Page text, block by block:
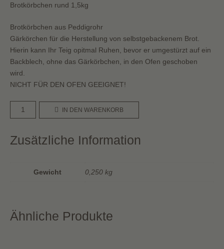
Brotkörbchen rund 1,5kg
Brotkörbchen aus Peddigrohr
Gärkörchen für die Herstellung von selbstgebackenem Brot.
Hierin kann Ihr Teig opitmal Ruhen, bevor er umgestürzt auf ein
Backblech, ohne das Gärkörbchen, in den Ofen geschoben
wird.
NICHT FÜR DEN OFEN GEEIGNET!
Brotkorb
rund
Menge
IN DEN WARENKORB
Zusätzliche Information
Gewicht 0,250 kg
Ähnliche Produkte